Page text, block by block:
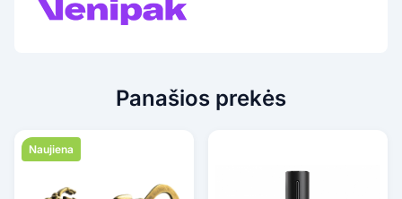
Panašios prekės
Naujiena